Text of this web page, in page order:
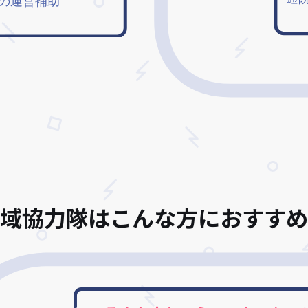
協力隊はこんな方におすす